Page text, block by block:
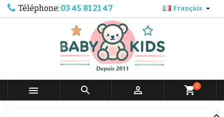
Téléphone: 03 45 81 21 47 Français 
   shopping_cart0